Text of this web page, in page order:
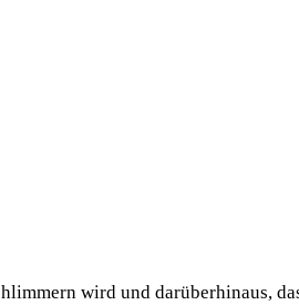
wird und darüberhinaus,